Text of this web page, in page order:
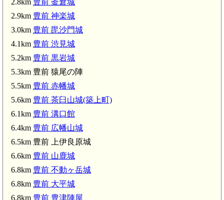
豊前 猿尾の陣(5.3km)
2.9km 豊前 神楽城
3.0km 豊前 毘沙門城
4.1km 豊前 渋見城
5.2km 豊前 黒岩城
5.3km 豊前 猿尾の陣
5.5km 豊前 赤幡城
5.6km 豊前 茶臼山城(築上町)
6.1km 豊前 溝口館
6.4km 豊前 広幡山城
6.5km 豊前 上伊良原城
6.6km 豊前 山鹿城
6.8km 豊前 不動ヶ岳城
6.8km 豊前 大平城
6.8km 豊前 豊津陣屋